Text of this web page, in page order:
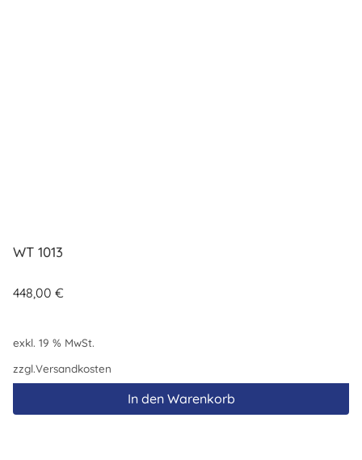
WT 1013
448,00 €
exkl. 19 % MwSt.
zzgl.Versandkosten
In den Warenkorb